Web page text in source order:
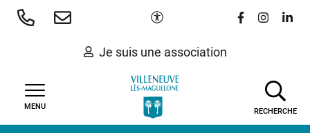
Aller
Paramètres d'accessibilité
Lien vers le
Lien vers
Lien
Je suis une association
MENU
RECHERCHE